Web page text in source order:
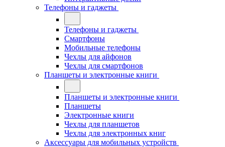
Телефоны и гаджеты
Телефоны и гаджеты
Смартфоны
Мобильные телефоны
Чехлы для айфонов
Чехлы для смартфонов
Планшеты и электронные книги
Планшеты и электронные книги
Планшеты
Электронные книги
Чехлы для планшетов
Чехлы для электронных книг
Аксессуары для мобильных устройств